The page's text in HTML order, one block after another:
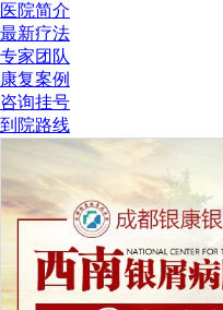
医院简介
最新疗法
专家团队
康复案例
咨询挂号
到院路线